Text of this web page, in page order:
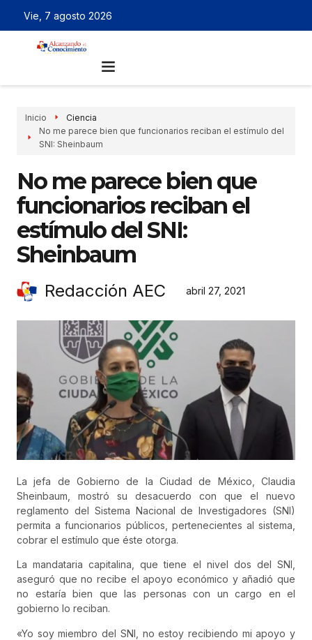
Vie, 7 agosto 2026
Inicio
Ciencia
No me parece bien que funcionarios reciban el estímulo del
SNI: Sheinbaum
No me parece bien que
funcionarios reciban el
estímulo del SNI:
Sheinbaum
Redacción AEC abril 27, 2021
La jefa de Gobierno de la Ciudad de México, Claudia
Sheinbaum, mostró su desacuerdo con que el nuevo
reglamento del Sistema Nacional de Investigadores (SNI)
permita a funcionarios públicos, pertenecientes al sistema,
cobrar el estímulo que éste otorga.
La mandataria capitalina, que tiene el nivel dos del SNI,
aseguró que no recibe el apoyo económico y añadió que
no estaría bien que las personas con un cargo en el
gobierno lo reciban.
«Yo soy miembro del SNI, no estoy recibiendo mi apoyo y